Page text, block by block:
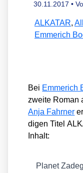
30.11.2017 •
ALKATAR,
Emmerich
Bei Emme­rich
zwei­te Roman
Anja Fahr­ner
di­gen Titel
Inhalt:
Pla­net